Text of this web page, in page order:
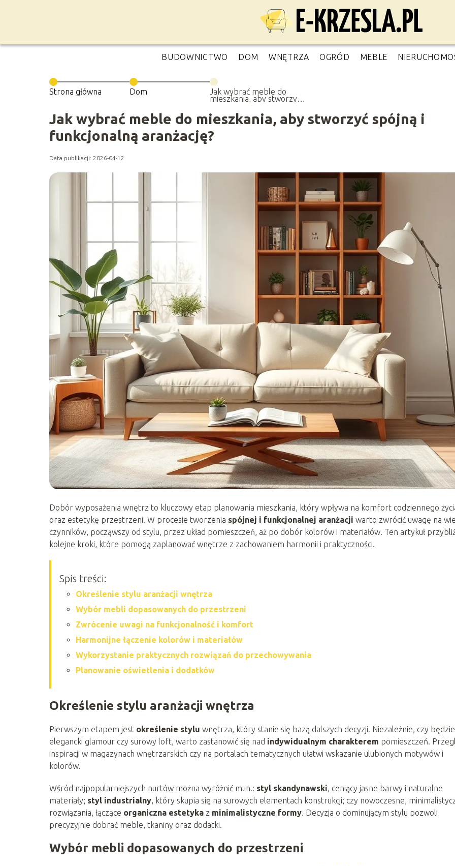
BUDOWNICTWO DOM WNĘTRZA OGRÓD MEBLE
Strona główna Dom Jak wybrać meble do
mieszkania, aby stworzyć
aranżację?
Jak wybrać meble do mieszkania, aby stworzyć spójną i
funkcjonalną aranżację?
Data publikacji: 2026-04-12
Dobór wyposażenia wnętrz to kluczowy etap planowania mieszkania, który wpływa na komfort codziennego
oraz estetykę przestrzeni. W procesie tworzenia spójnej i funkcjonalnej aranżacji warto zwrócić uwagę na
czynników, począwszy od stylu, przez układ pomieszczeń, aż po dobór kolorów i materiałów. Ten artykuł
kolejne kroki, które pomogą zaplanować wnętrze z zachowaniem harmonii i praktyczności.
Spis treści:
Określenie stylu aranżacji wnętrza
Wybór mebli dopasowanych do przestrzeni
Zwrócenie uwagi na funkcjonalność i komfort
Harmonijne łączenie kolorów i materiałów
Wykorzystanie praktycznych rozwiązań do przechowywania
Planowanie oświetlenia i dodatków
Określenie stylu aranżacji wnętrza
Pierwszym etapem jest określenie stylu wnętrza, który stanie się bazą dalszych decyzji. Niezależnie, czy
elegancki glamour czy surowy loft, warto zastanowić się nad indywidualnym charakterem pomieszczeń.
inspiracji w magazynach wnętrzarskich czy na portalach tematycznych ułatwi wskazanie ulubionych motywów i
kolorów.
Wśród najpopularniejszych nurtów można wyróżnić m.in.: styl skandynawski, ceniący jasne barwy i naturalne
materiały; styl industrialny, który skupia się na surowych elementach konstrukcji; czy nowoczesne,
rozwiązania, łączące organiczna estetyka z minimalistyczne formy. Decyzja o dominującym stylu pozwoli
precyzyjnie dobrać meble, tkaniny oraz dodatki.
Wybór mebli dopasowanych do przestrzeni